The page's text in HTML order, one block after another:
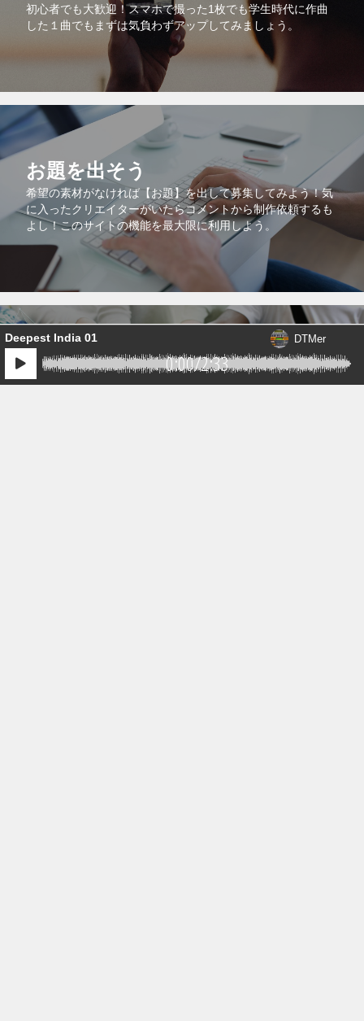
1件の音源が送られています。
0:00/2:33
Deepest India 01 DTMer
初心者でも大歓迎！スマホで撮った1枚でも学生時代に作曲
した１曲でもまずは気負わずアップしてみましょう。
お題を出そう
希望の素材がなければ【お題】を出して募集してみよう！気
に入ったクリエイターがいたらコメントから制作依頼するも
よし！このサイトの機能を最大限に利用しよう。
コラボで共同販売